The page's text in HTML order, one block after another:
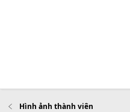
Hình ảnh thành viên